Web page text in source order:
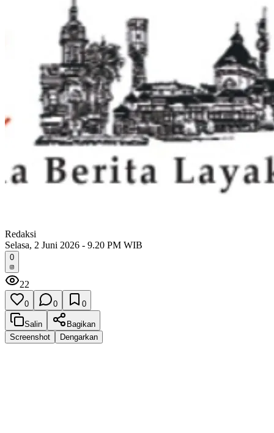
Redaksi
Selasa, 2 Juni 2026 - 9.20 PM WIB
0
22
0 0 0
Salin
Bagikan
Screenshot
Dengarkan